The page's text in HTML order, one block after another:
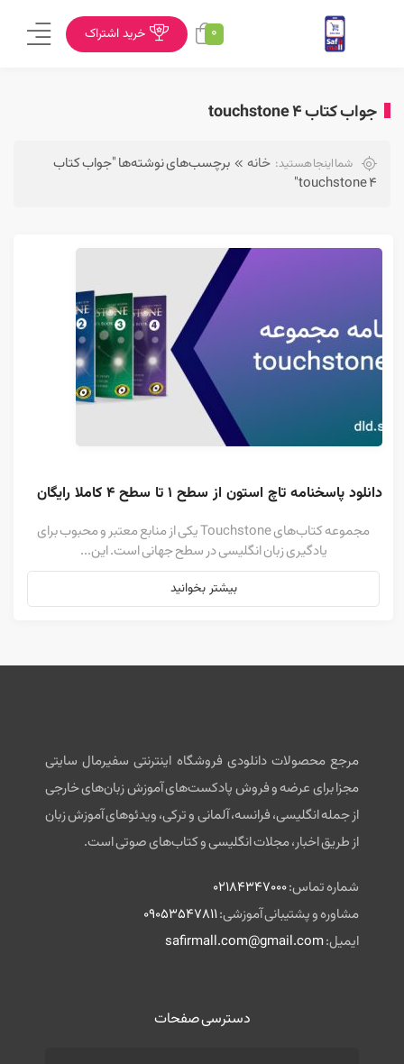
0 خرید اشتراک
جواب کتاب touchstone 4
شما اینجا هستید: خانه
برچسب‌های نوشته‌ها "جواب کتاب
touchstone 4"
دانلود پاسخنامه تاچ استون از سطح ۱ تا سطح ۴ کاملا رایگان
مجموعه کتاب‌های Touchstone یکی از منابع معتبر و محبوب برای
یادگیری زبان انگلیسی در سطح جهانی است. این...
بیشتر بخوانید
مرجع محصولات دانلودی فروشگاه اینترنتی سفیرمال سایتی
مجزا برای عرضه و فروش پادکست‌های آموزش زبان‌های خارجی
از جمله انگلیسی، فرانسه، آلمانی و ترکی، ویدئوهای آموزش زبان
از طریق اخبار، مجلات انگلیسی و کتاب‌های صوتی است.
شماره تماس:02184347000
مشاوره و پشتیبانی آموزشی:09053547811
ایمیل:safirmall.com@gmail.com
دسترسی صفحات